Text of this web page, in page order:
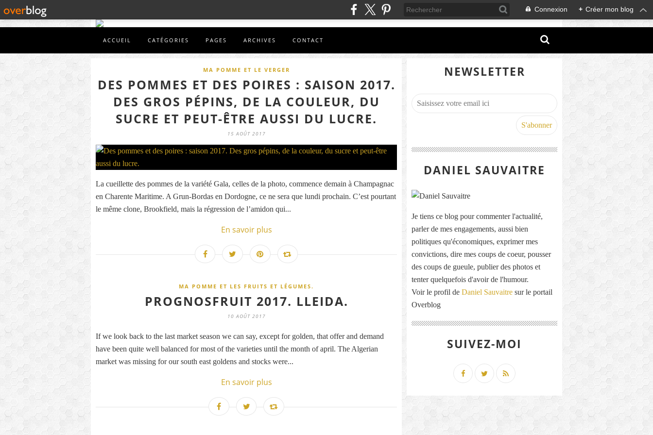
Connexion + Créer mon blog
ACCUEIL CATÉGORIES PAGES ARCHIVES CONTACT
MA POMME ET LE VERGER
DES POMMES ET DES POIRES : SAISON 2017.
DES GROS PÉPINS, DE LA COULEUR, DU
SUCRE ET PEUT-ÊTRE AUSSI DU LUCRE.
15 AOÛT 2017
La cueillette des pommes de la variété Gala, celles de la photo, commence demain à Champagnac
en Charente Maritime. A Grun-Bordas en Dordogne, ce ne sera que lundi prochain. C’est pourtant
le même clone, Brookfield, mais la régression de l’amidon qui...
En savoir plus
MA POMME ET LES FRUITS ET LÉGUMES.
PROGNOSFRUIT 2017. LLEIDA.
10 AOÛT 2017
If we look back to the last market season we can say, except for golden, that offer and demand
have been quite well balanced for most of the varieties until the month of april. The Algerian
market was missing for our south east goldens and stocks were...
En savoir plus
NEWSLETTER
DANIEL SAUVAITRE
Je tiens ce blog pour commenter l'actualité,
parler de mes engagements, aussi bien
politiques qu'économiques, exprimer mes
convictions, dire mes coups de coeur, pousser
des coups de gueule, publier des photos et
tenter quelquefois d'avoir de l'humour.
Voir le profil de Daniel Sauvaitre sur le portail
Overblog
SUIVEZ-MOI